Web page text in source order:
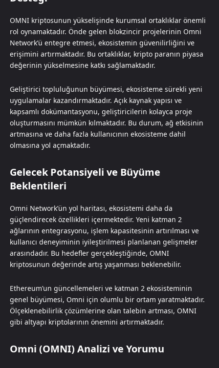
OMNI kriptosunun yükselişinde kurumsal ortaklıklar önemli
rol oynamaktadır. Önde gelen blokzincir projelerinin Omni
Network’ü entegre etmesi, ekosistemin güvenilirliğini ve
erişimini artırmaktadır. Bu ortaklıklar, kripto paranın piyasa
değerinin yükselmesine katkı sağlamaktadır.
Geliştirici topluluğunun büyümesi, ekosisteme sürekli yeni
uygulamalar kazandırmaktadır. Açık kaynak yapısı ve
kapsamlı dokümantasyonu, geliştiricilerin kolayca proje
oluşturmasını mümkün kılmaktadır. Bu durum, ağ etkisinin
artmasına ve daha fazla kullanıcının ekosisteme dahil
olmasına yol açmaktadır.
Gelecek Potansiyeli ve Büyüme
Beklentileri
Omni Network’ün yol haritası, ekosistemi daha da
güçlendirecek özellikleri içermektedir. Yeni katman 2
ağlarının entegrasyonu, işlem kapasitesinin artırılması ve
kullanıcı deneyiminin iyileştirilmesi planlanan gelişmeler
arasındadır. Bu hedefler gerçekleştiğinde, OMNI
kriptosunun değerinde artış yaşanması beklenebilir.
Ethereum’un güncellemeleri ve katman 2 ekosisteminin
genel büyümesi, Omni için olumlu bir ortam yaratmaktadır.
Ölçeklenebilirlik çözümlerine olan talebin artması, OMNI
gibi altyapı kriptolarının önemini artırmaktadır.
Omni (OMNI) Analizi ve Yorumu